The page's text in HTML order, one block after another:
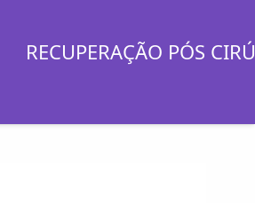
RECUPERAÇÃO PÓS